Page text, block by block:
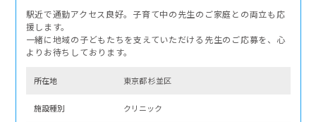
駅近で通勤アクセス良好。子育て中の先生のご家庭との両立も応
援します。
一緒に地域の子どもたちを支えていただける先生のご応募を、心
よりお待ちしております。
所在地 東京都 杉並区
施設種別 クリニック